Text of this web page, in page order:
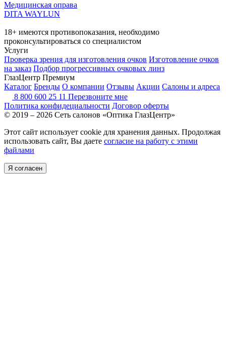
Медицинская оправа
DITA WAYLUN
18+ имеются противопоказания, необходимо
проконсультироваться со специалистом
Услуги
Проверка зрения для изготовления очков Изготовление очков
на заказ Подбор прогрессивных очковых линз
ГлазЦентр Премиум
Каталог Бренды О компании Отзывы Акции Салоны и адреса
8 800 600 25 11 Перезвоните мне
Политика конфидециальности Договор оферты
© 2019 – 2026 Сеть салонов «Оптика ГлазЦентр»
Этот сайт использует cookie для хранения данных. Продолжая
использовать сайт, Вы даете согласие на работу с этими
файлами
Я согласен